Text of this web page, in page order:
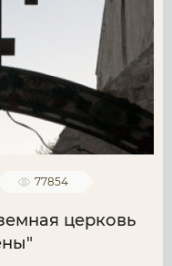
77854
церковь